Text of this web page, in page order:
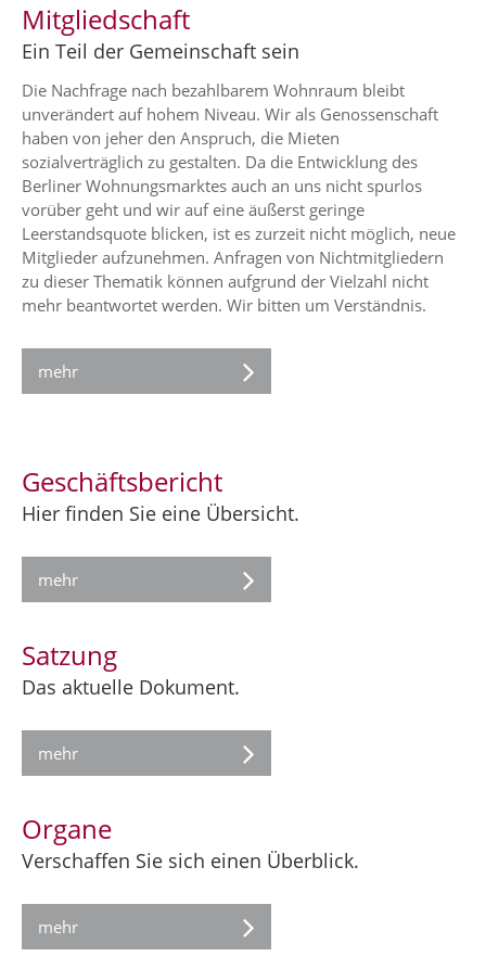
Mitgliedschaft
Ein Teil der Gemeinschaft sein
Die Nachfrage nach bezahlbarem Wohnraum bleibt
unverändert auf hohem Niveau. Wir als Genossenschaft
haben von jeher den Anspruch, die Mieten
sozialverträglich zu gestalten. Da die Entwicklung des
Berliner Wohnungsmarktes auch an uns nicht spurlos
vorüber geht und wir auf eine äußerst geringe
Leerstandsquote blicken, ist es zurzeit nicht möglich, neue
Mitglieder aufzunehmen. Anfragen von Nichtmitgliedern
zu dieser Thematik können aufgrund der Vielzahl nicht
mehr beantwortet werden. Wir bitten um Verständnis.
mehr
Geschäftsbericht
Hier finden Sie eine Übersicht.
mehr
Satzung
Das aktuelle Dokument.
mehr
Organe
Verschaffen Sie sich einen Überblick.
mehr